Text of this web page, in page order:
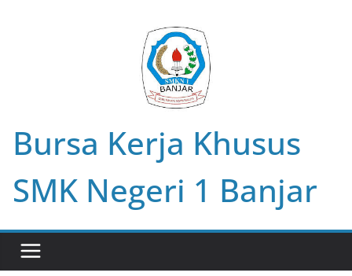
Bursa Kerja Khusus
SMK Negeri 1 Banjar